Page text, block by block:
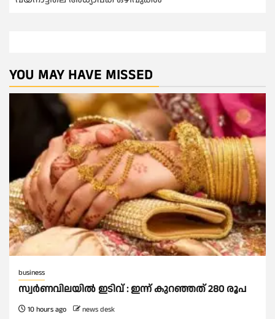
YOU MAY HAVE MISSED
business
സ്വർണവിലയില്‍ ഇടിവ് : ഇന്ന് കുറഞ്ഞത് 280 രൂപ
10 hours ago news desk